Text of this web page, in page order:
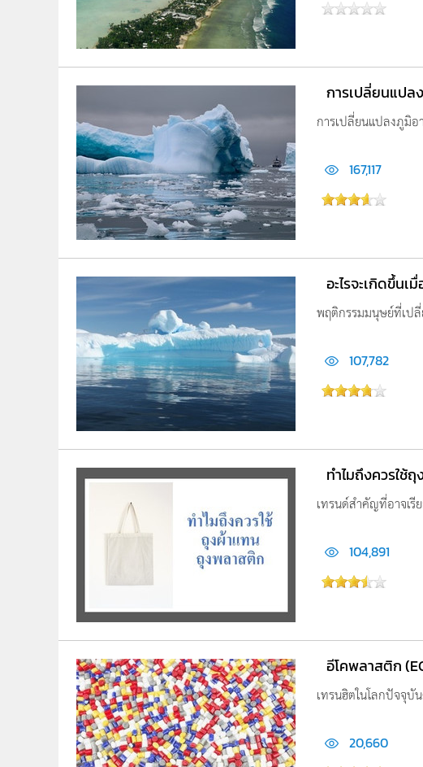
การเปลี่ยนแปล
การเปลี่ยนแปลงภูมิ
167,117
อะไรจะเกิดขึ้นเ
พฤติกรรมมนุษย์ที่เป
107,782
ทำไมถึงควรใช้
เทรนด์สำคัญที่อาจเ
104,891
อีโคพลาสติก
เทรนฮิตในโลกปัจจุ
20,660